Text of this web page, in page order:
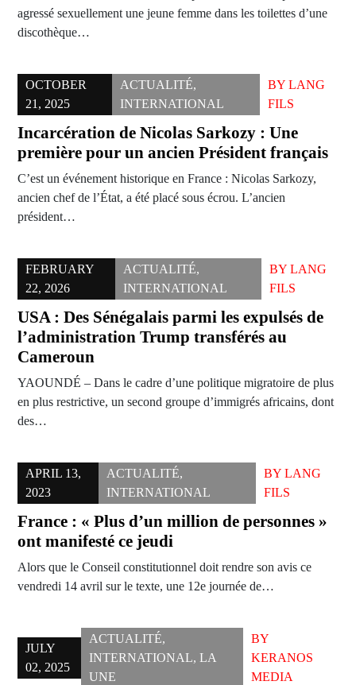
agressé sexuellement une jeune femme dans les toilettes d’une
discothèque…
OCTOBER
21, 2025
ACTUALITÉ,
INTERNATIONAL
BYLANG
FILS
Incarcération de Nicolas Sarkozy : Une
première pour un ancien Président français
C’est un événement historique en France : Nicolas Sarkozy,
ancien chef de l’État, a été placé sous écrou. L’ancien
président…
FEBRUARY
22, 2026
ACTUALITÉ,
INTERNATIONAL
BY LANG
FILS
USA : Des Sénégalais parmi les expulsés de
l’administration Trump transférés au
Cameroun
YAOUNDÉ – Dans le cadre d’une politique migratoire de plus
en plus restrictive, un second groupe d’immigrés africains, dont
des…
APRIL 13,
2023
ACTUALITÉ,
INTERNATIONAL
BY LANG
FILS
France : « Plus d’un million de personnes »
ont manifesté ce jeudi
Alors que le Conseil constitutionnel doit rendre son avis ce
vendredi 14 avril sur le texte, une 12e journée de…
JULY
02, 2025
ACTUALITÉ,
INTERNATIONAL,LA
UNE
BY
KERANOS
MEDIA